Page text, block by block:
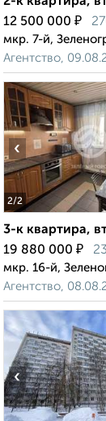
12 500 000 ₽
мкр. 7-й,
Агентство,
2/2
‹
3-к квартира,
19 880 000 ₽
мкр. 16-й,
Агентство,
‹